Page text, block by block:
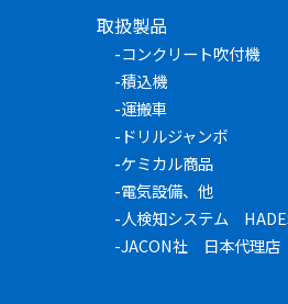
取扱製品
-コンクリート吹付機
-積込機
-運搬車
- ドリルジャンボ
-ケミカル商品
-電気設備、他
-人検知システム
-JACON社 日本代理店